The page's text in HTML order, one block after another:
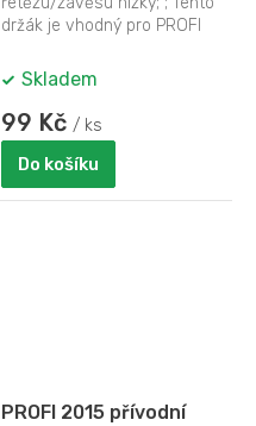
držák je vhodný pro PROFI
tradické vánoční...
Skladem
99 Kč / ks
Do košíku
PROFI 2015 přívodní